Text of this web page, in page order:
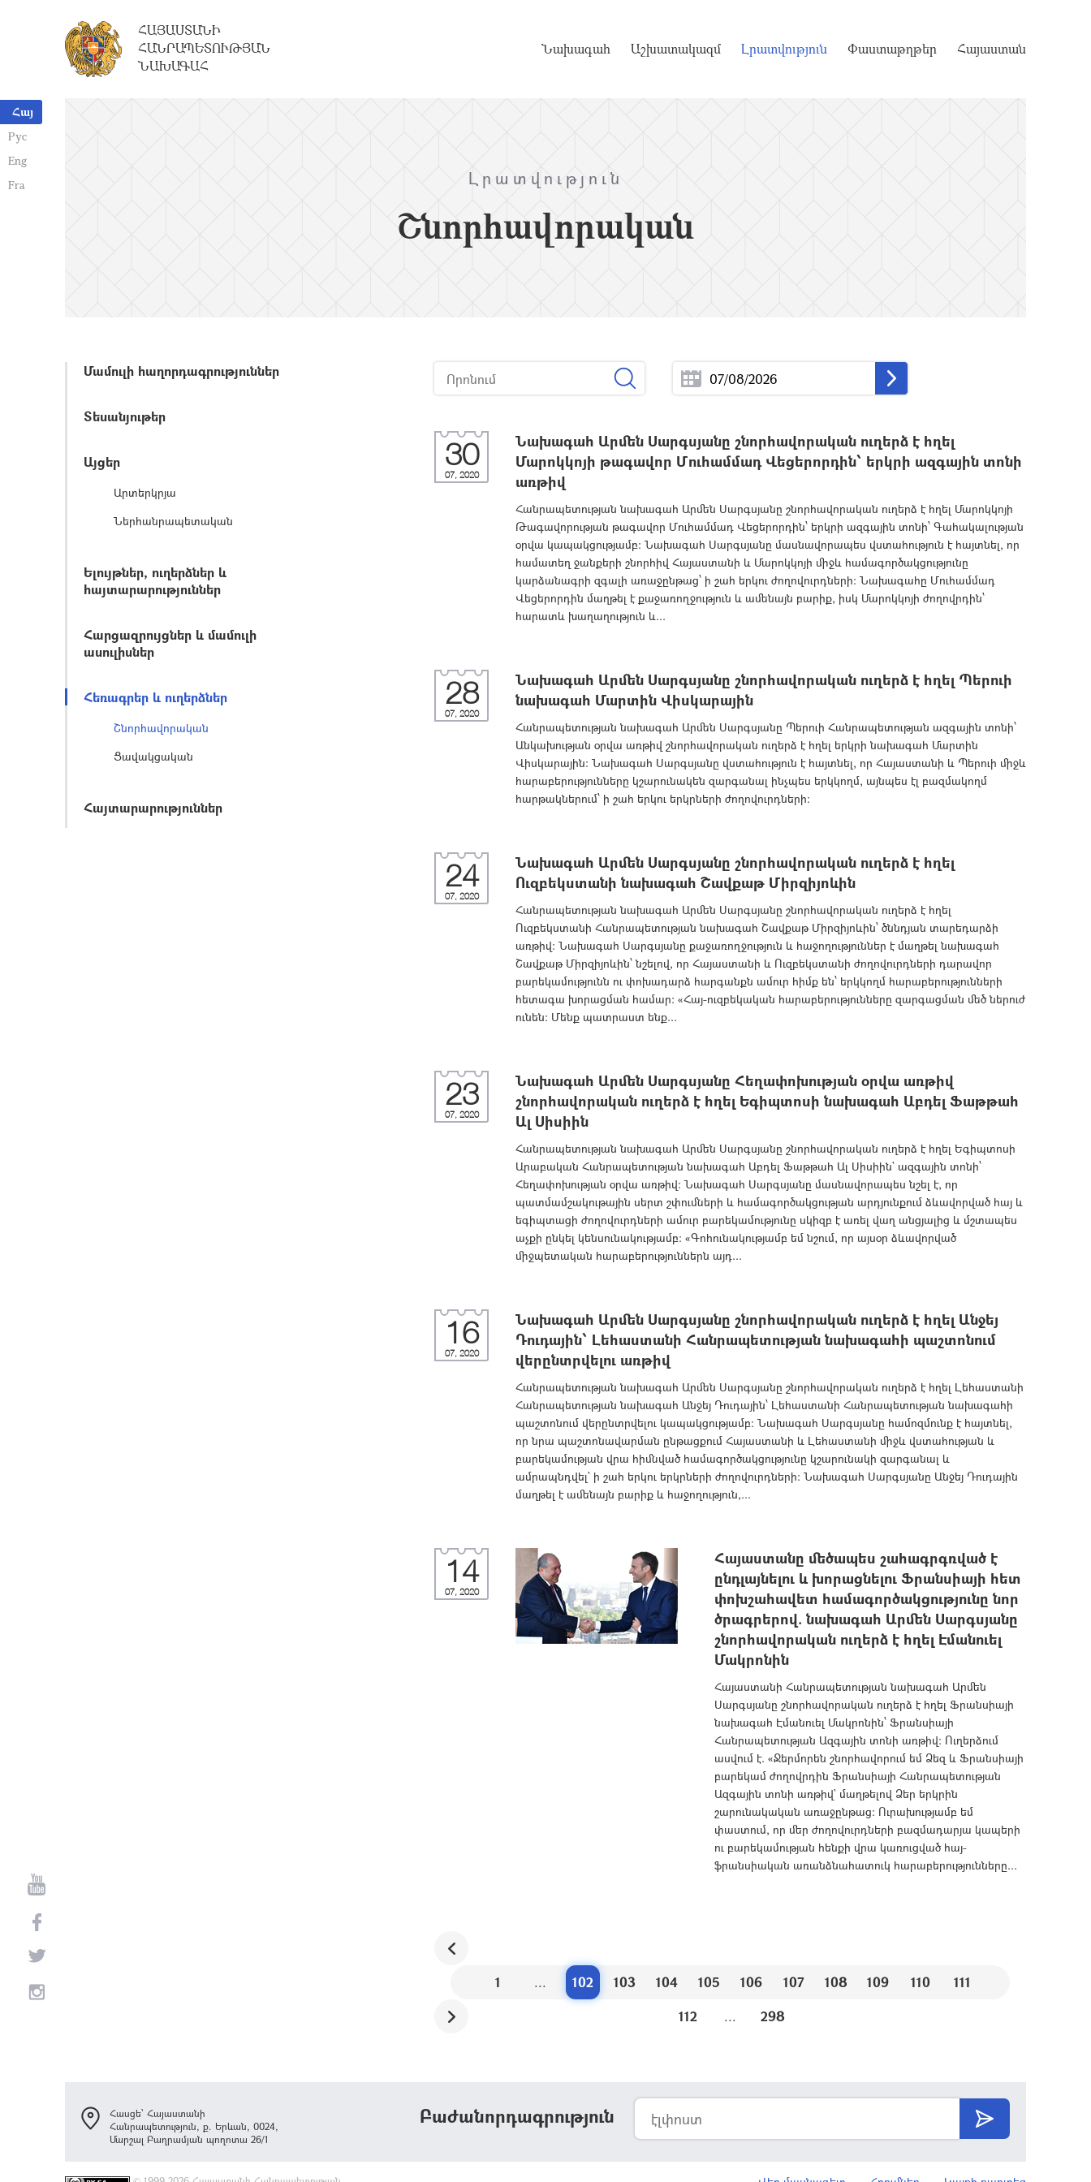
Հայ
Рус
Eng
Fra
ՀԱՅԱՍՏԱՆԻ
ՀԱՆՐԱՊԵՏՈՒԹՅԱՆ
ՆԱԽԱԳԱՀ
Նախագահ Աշխատակազմ Լրատվություն Փաստաթղթեր Հայաստան
Լրատվություն
Շնորհավորական
Մամուլի հաղորդագրություններ
Տեսանյութեր
Այցեր
Արտերկրյա
Ներհանրապետական
Ելույթներ, ուղերձներ և
հայտարարություններ
Հարցազրույցներ և մամուլի
ասուլիսներ
Հեռագրեր և ուղերձներ
Շնորհավորական
Ցավակցական
Հայտարարություններ
30
07, 2020
Նախագահ Արմեն Սարգսյանը շնորհավորական ուղերձ է հղել
Մարոկկոյի թագավոր Մուհամմադ Վեցերորդին՝ երկրի ազգային տոնի
առթիվ
Հանրապետության նախագահ Արմեն Սարգսյանը շնորհավորական ուղերձ է հղել Մարոկկոյի
Թագավորության թագավոր Մուհամմադ Վեցերորդին՝ երկրի ազգային տոնի՝ Գահակալության
օրվա կապակցությամբ: Նախագահ Սարգսյանը մասնավորապես վստահություն է հայտնել, որ
համատեղ ջանքերի շնորհիվ Հայաստանի և Մարոկկոյի միջև համագործակցությունը
կարձանագրի զգալի առաջընթաց՝ ի շահ երկու ժողովուրդների: Նախագահը Մուհամմադ
Վեցերորդին մաղթել է քաջառողջություն և ամենայն բարիք, իսկ Մարոկկոյի ժողովրդին՝
հարատև խաղաղություն և...
28
07, 2020
Նախագահ Արմեն Սարգսյանը շնորհավորական ուղերձ է հղել Պերուի
նախագահ Մարտին Վիսկարային
Հանրապետության նախագահ Արմեն Սարգսյանը Պերուի Հանրապետության ազգային տոնի՝
Անկախության օրվա առթիվ շնորհավորական ուղերձ է հղել երկրի նախագահ Մարտին
Վիսկարային։ Նախագահ Սարգսյանը վստահություն է հայտնել, որ Հայաստանի և Պերուի միջև
հարաբերությունները կշարունակեն զարգանալ ինչպես երկկողմ, այնպես էլ բազմակողմ
հարթակներում՝ ի շահ երկու երկրների ժողովուրդների։
24
07, 2020
Նախագահ Արմեն Սարգսյանը շնորհավորական ուղերձ է հղել
Ուզբեկստանի նախագահ Շավքաթ Միրզիյոևին
Հանրապետության նախագահ Արմեն Սարգսյանը շնորհավորական ուղերձ է հղել
Ուզբեկստանի Հանրապետության նախագահ Շավքաթ Միրզիյոևին՝ ծննդյան տարեդարձի
առթիվ։ Նախագահ Սարգսյանը քաջառողջություն և հաջողություններ է մաղթել նախագահ
Շավքաթ Միրզիյոևին՝ նշելով, որ Հայաստանի և Ուզբեկստանի ժողովուրդների դարավոր
բարեկամությունն ու փոխադարձ հարգանքն ամուր հիմք են՝ երկկողմ հարաբերությունների
հետագա խորացման համար: «Հայ-ուզբեկական հարաբերությունները զարգացման մեծ ներուժ
ունեն: Մենք պատրաստ ենք...
23
07, 2020
Նախագահ Արմեն Սարգսյանը Հեղափոխության օրվա առթիվ
շնորհավորական ուղերձ է հղել Եգիպտոսի նախագահ Աբդել Ֆաթթահ
Ալ Սիսիին
Հանրապետության նախագահ Արմեն Սարգսյանը շնորհավորական ուղերձ է հղել Եգիպտոսի
Արաբական Հանրապետության նախագահ Աբդել Ֆաթթահ Ալ Սիսիին` ազգային տոնի՝
Հեղափոխության օրվա առթիվ։ Նախագահ Սարգսյանը մասնավորապես նշել է, որ
պատմամշակութային սերտ շփումների և համագործակցության արդյունքում ձևավորված հայ և
եգիպտացի ժողովուրդների ամուր բարեկամությունը սկիզբ է առել վաղ անցյալից և մշտապես
աչքի ընկել կենսունակությամբ: «Գոհունակությամբ եմ նշում, որ այսօր ձևավորված
միջպետական հարաբերություններն այդ...
16
07, 2020
Նախագահ Արմեն Սարգսյանը շնորհավորական ուղերձ է հղել Անջեյ
Դուդային՝ Լեհաստանի Հանրապետության նախագահի պաշտոնում
վերընտրվելու առթիվ
Հանրապետության նախագահ Արմեն Սարգսյանը շնորհավորական ուղերձ է հղել Լեհաստանի
Հանրապետության նախագահ Անջեյ Դուդային՝ Լեհաստանի Հանրապետության նախագահի
պաշտոնում վերընտրվելու կապակցությամբ: Նախագահ Սարգսյանը համոզմունք է հայտնել,
որ նրա պաշտոնավարման ընթացքում Հայաստանի և Լեհաստանի միջև վստա­հության և
բարեկամության վրա հիմնված համագործակցությունը կշարունակի զարգանալ և
ամրապնդվել` ի շահ երկու երկրների ժողովուրդների: Նախագահ Սարգսյանը Անջեյ Դուդային
մաղթել է ամենայն բարիք և հաջողություն,...
14
07, 2020
Հայաստանը մեծապես շահագրգռված է
ընդլայնելու և խորացնելու Ֆրանսիայի հետ
փոխշահավետ համագործակցությունը նոր
ծրագրերով. նախագահ Արմեն Սարգսյանը
շնորհավորական ուղերձ է հղել Էմանուել
Մակրոնին
Հայաստանի Հանրապետության նախագահ Արմեն
Սարգսյանը շնորհավորական ուղերձ է հղել Ֆրանսիայի
նախագահ Էմանուել Մակրոնին՝ Ֆրանսիայի
Հանրապետության Ազգային տոնի առթիվ: Ուղերձում
ասվում է. «Ջերմորեն շնորհավորում եմ Ձեզ և Ֆրանսիայի
բարեկամ ժողովրդին Ֆրանսիայի Հանրապետության
Ազգային տոնի առթիվ` մաղթելով Ձեր երկրին
շարունակական առաջընթաց: Ուրախությամբ եմ
փաստում, որ մեր ժողովուրդների բազմադարյա կապերի
ու բարեկամության հենքի վրա կառուցված հայ-
ֆրանսիական առանձնահատուկ հարաբերությունները...
1 ... 102 103 104 105 106 107 108 109 110
111
112
... 298
Բաժանորդագրություն
Հասցե՝ Հայաստանի
Հանրապետություն, ք. Երևան, 0024,
Մարշալ Բաղրամյան պողոտա 26/1